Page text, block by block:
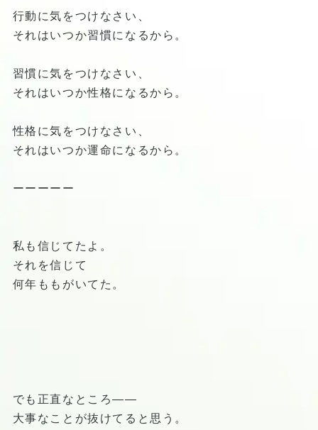
行動に気をつけなさい、
それはいつか習慣になるから。
習慣に気をつけなさい、
それはいつか性格になるから。
性格に気をつけなさい、
それはいつか運命になるから。
ーーーーー
私も信じてたよ。
それを信じて
何年ももがいてた。
でも正直なところ——
大事なことが抜けてると思う。